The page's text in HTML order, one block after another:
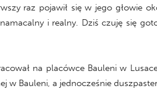
raz pojawił się w jego głowie
i realny. Dziś czuję się
na placówce Bauleni w
w Bauleni, a jednocześnie